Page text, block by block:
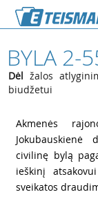
BYLA 2-
Dėl žalos
biudžetui
Akmenės
Jokubauskienė
civilinę bylą
ieškinį
sveikatos